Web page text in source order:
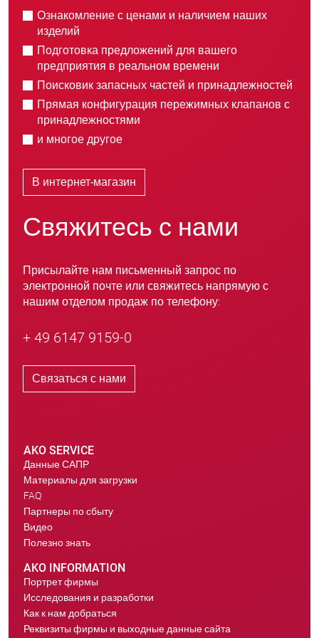
Ознакомление с ценами и наличием наших
изделий
Подготовка предложений для вашего
предприятия в реальном времени
Поисковик запасных частей и принадлежностей
Прямая конфигурация пережимных клапанов с
принадлежностями
и многое другое
В интернет-магазин
Свяжитесь с нами
Присылайте нам письменный запрос по
электронной почте или свяжитесь напрямую с
нашим отделом продаж по телефону:
+ 49 6147 9159-0
Связаться с нами
AKO SERVICE
Данные САПР
Материалы для загрузки
FAQ
Партнеры по сбыту
Видео
Полезно знать
AKO INFORMATION
Портрет фирмы
Исследования и разработки
Как к нам добраться
Реквизиты фирмы и выходные данные сайта